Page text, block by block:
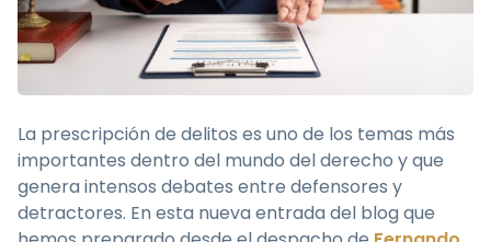
La prescripción de delitos es uno de los temas más
importantes dentro del mundo del derecho y que
genera intensos debates entre defensores y
detractores. En esta nueva entrada del blog que